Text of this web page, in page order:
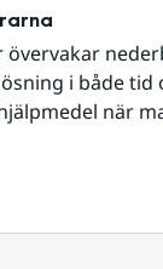
övervakar
i både tid
när